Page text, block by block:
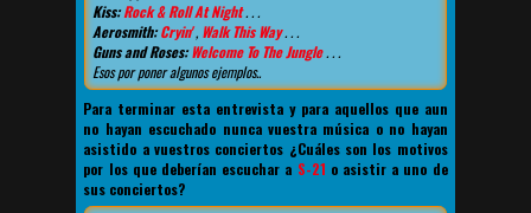
Kiss: Rock & Roll At Night. . .
Aerosmith: Cryin', Walk This Way. . .
Guns and Roses: Welcome To The Jungle. . .
Esos por poner algunos ejemplos..
Para terminar esta entrevista y para aquellos que aun
no hayan escuchado nunca vuestra música o no hayan
asistido a vuestros conciertos ¿Cuáles son los motivos
por los que deberían escuchar a S-21 o asistir a uno de
sus conciertos?